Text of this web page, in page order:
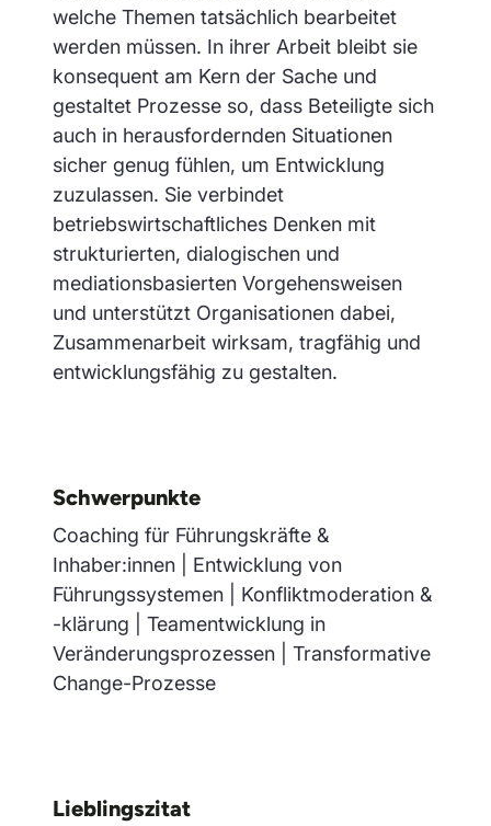
welche Themen tatsächlich bearbeitet
werden müssen. In ihrer Arbeit bleibt sie
konsequent am Kern der Sache und
gestaltet Prozesse so, dass Beteiligte sich
auch in herausfordernden Situationen
sicher genug fühlen, um Entwicklung
zuzulassen. Sie verbindet
betriebswirtschaftliches Denken mit
strukturierten, dialogischen und
mediationsbasierten Vorgehensweisen
und unterstützt Organisationen dabei,
Zusammenarbeit wirksam, tragfähig und
entwicklungsfähig zu gestalten.
Schwerpunkte
Coaching für Führungskräfte &
Inhaber:innen | Entwicklung von
Führungssystemen | Konfliktmoderation &
-klärung | Teamentwicklung in
Veränderungsprozessen | Transformative
Change-Prozesse
Lieblingszitat